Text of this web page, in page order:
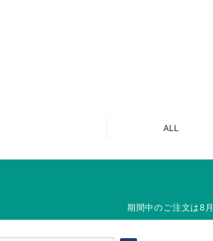
ALL
期間中のご注文は8